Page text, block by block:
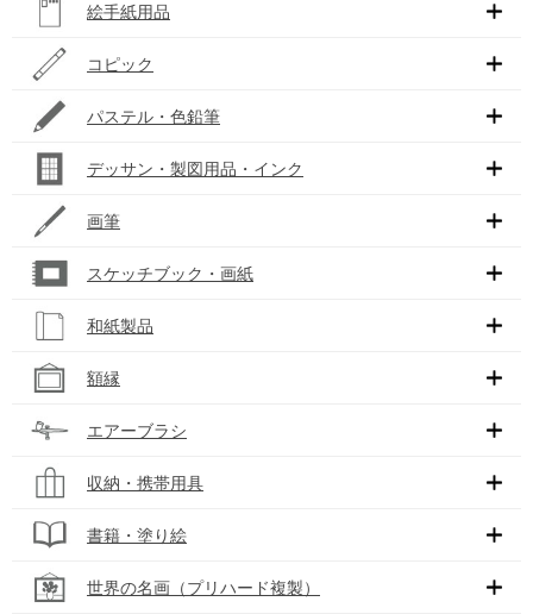
絵手紙用品
コピック
パステル・色鉛筆
デッサン・製図用品・インク
画筆
スケッチブック・画紙
和紙製品
額縁
エアーブラシ
収納・携帯用具
書籍・塗り絵
世界の名画（プリハード複製）